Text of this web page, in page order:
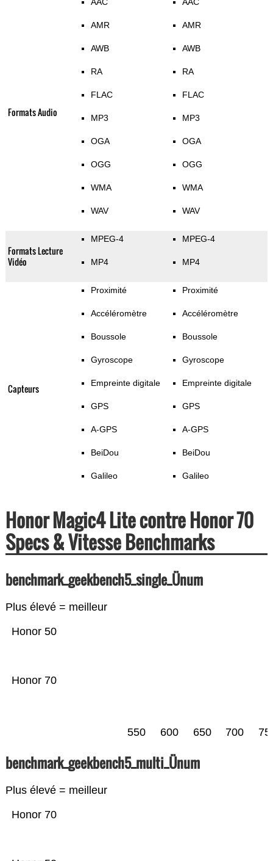
Formats Audio
AMR
AWB
RA
FLAC
MP3
OGA
OGG
WMA
WAV
AMR
AWB
RA
FLAC
MP3
OGA
OGG
WMA
WAV
Formats Lecture
Vidéo
MPEG-4
MP4
MPEG-4
MP4
Capteurs
Proximité
Accéléromètre
Boussole
Gyroscope
Empreinte digitale
GPS
A-GPS
BeiDou
Galileo
Proximité
Accéléromètre
Boussole
Gyroscope
Empreinte digitale
GPS
A-GPS
BeiDou
Galileo
Honor Magic4 Lite contre Honor 70
Specs & Vitesse Benchmarks
benchmark_geekbench5_single_Ünum
Plus élevé = meilleur
Honor 70
Honor 50
550 600 650 700
benchmark_geekbench5_multi_Ünum
Plus élevé = meilleur
Honor 70